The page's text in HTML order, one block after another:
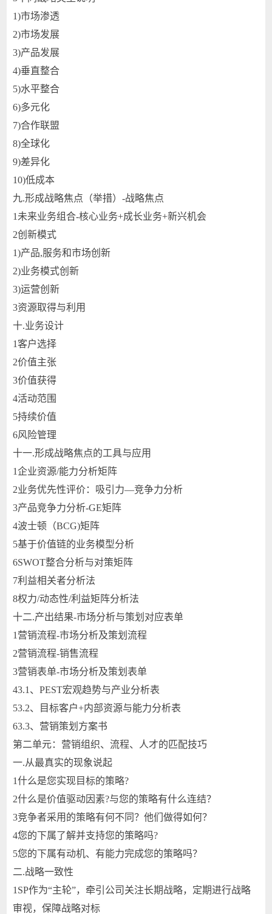
1)市场渗透
2)市场发展
3)产品发展
4)垂直整合
5)水平整合
6)多元化
7)合作联盟
8)全球化
9)差异化
10)低成本
九.形成战略焦点（举措）-战略焦点
1 未来业务组合-核心业务+成长业务+新兴机会
2创新模式
1)产品,服务和市场创新
2)业务模式创新
3)运营创新
3资源取得与利用
十.业务设计
1 客户选择
2价值主张
3价值获得
4活动范围
5持续价值
6风险管理
十一.形成战略焦点的工具与应用
1企业资源/能力分析矩阵
2业务优先性评价：吸引力—竞争力分析
3产品竞争力分析-GE矩阵
4波士顿（BCG)矩阵
5基于价值链的业务模型分析
6SWOT整合分析与对策矩阵
7利益相关者分析法
8权力/动态性/利益矩阵分析法
十二.产出结果-市场分析与策划对应表单
1 营销流程-市场分析及策划流程
2营销流程-销售流程
3营销表单-市场分析及策划表单
43.1、PEST宏观趋势与产业分析表
53.2、目标客户+内部资源与能力分析表
63.3、营销策划方案书
第二单元：营销组织、流程、人才的匹配技巧
一.从最真实的现象说起
1什么是您实现目标的策略?
2什么是价值驱动因素?与您的策略有什么连结？
3竞争者采用的策略有何不同？他们做得如何？
4您的下属了解并支持您的策略吗?
5您的下属有动机、有能力完成您的策略吗？
二.战略一致性
1 SP作为“主轮”，牵引公司关注长期战略，定期进行战略
审视，保障战略对标